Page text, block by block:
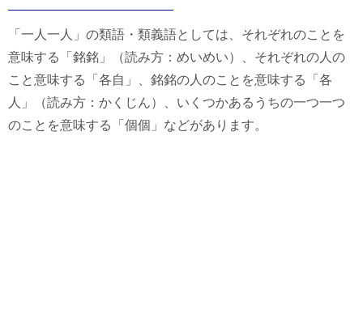
「一人一人」の類語・類義語としては、それぞれのことを
意味する「銘銘」（読み方：めいめい）、それぞれの人の
こと意味する「各自」、銘銘の人のことを意味する「各
人」（読み方：かくじん）、いくつかあるうちの一つ一つ
のことを意味する「個個」などがあります。